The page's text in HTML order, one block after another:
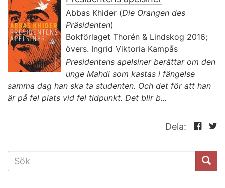
Abbas Khider (Die Orangen des
Präsidenten)
Bokförlaget Thorén & Lindskog 2016;
övers. Ingrid Viktoria Kampås
Presidentens apelsiner berättar om den
unge Mahdi som kastas i fängelse
samma dag han ska ta studenten. Och det för att han
är på fel plats vid fel tidpunkt. Det blir b...
Dela:
SÖKFORMULÄR